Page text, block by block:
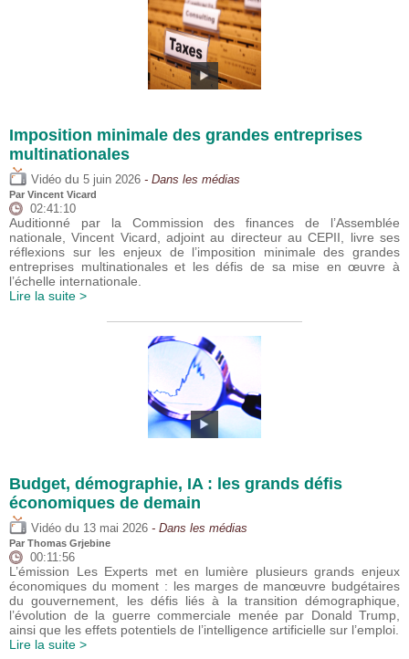
Imposition minimale des grandes entreprises
multinationales
Vidéo du 5 juin 2026 - Dans les médias
Par Vincent Vicard
02:41:10
Auditionné par la Commission des finances de l’Assemblée
nationale, Vincent Vicard, adjoint au directeur au CEPII, livre ses
réflexions sur les enjeux de l’imposition minimale des grandes
entreprises multinationales et les défis de sa mise en œuvre à
l’échelle internationale.
Lire la suite >
Budget, démographie, IA : les grands défis
économiques de demain
Vidéo du 13 mai 2026 - Dans les médias
Par Thomas Grjebine
00:11:56
L’émission Les Experts met en lumière plusieurs grands enjeux
économiques du moment : les marges de manœuvre budgétaires
du gouvernement, les défis liés à la transition démographique,
l’évolution de la guerre commerciale menée par Donald Trump,
ainsi que les effets potentiels de l’intelligence artificielle sur l’emploi.
Lire la suite >